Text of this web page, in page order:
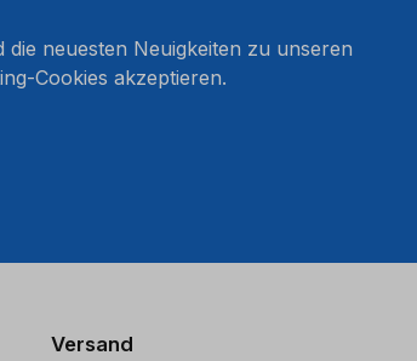
neuesten Neuigkeiten zu unseren
Cookies akzeptieren.
Versand